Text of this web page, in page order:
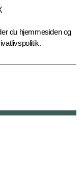
du hjemmesiden og